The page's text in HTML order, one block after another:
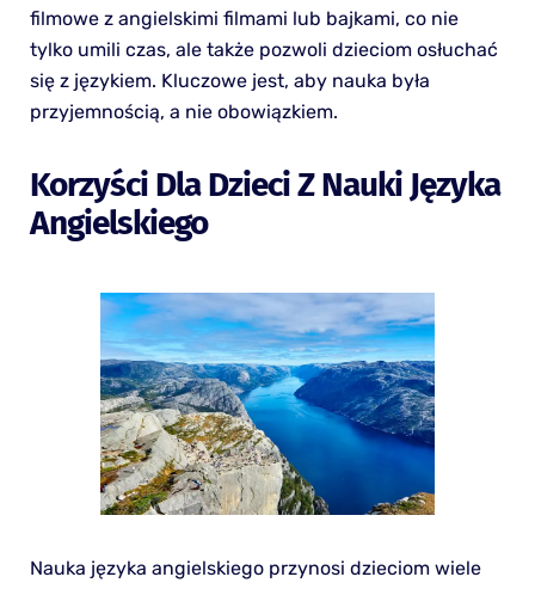
filmowe z angielskimi filmami lub bajkami, co nie
tylko umili czas, ale także pozwoli dzieciom osłuchać
się z językiem. Kluczowe jest, aby nauka była
przyjemnością, a nie obowiązkiem.
Korzyści Dla Dzieci Z Nauki Języka
Angielskiego
Nauka języka angielskiego przynosi dzieciom wiele